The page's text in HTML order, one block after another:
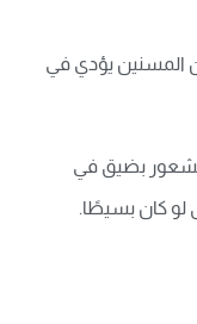
المسنين يؤدي في
بضيق في
كان بسيطًا.